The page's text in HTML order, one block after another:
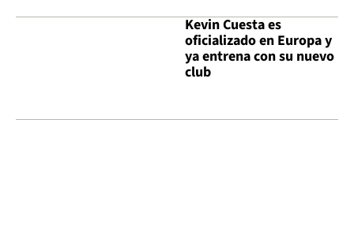
Kevin Cuesta es
oficializado en Europa y
ya entrena con su nuevo
club